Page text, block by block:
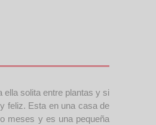
solita entre plantas y si
feliz. Esta en una casa de
meses y es una pequeña